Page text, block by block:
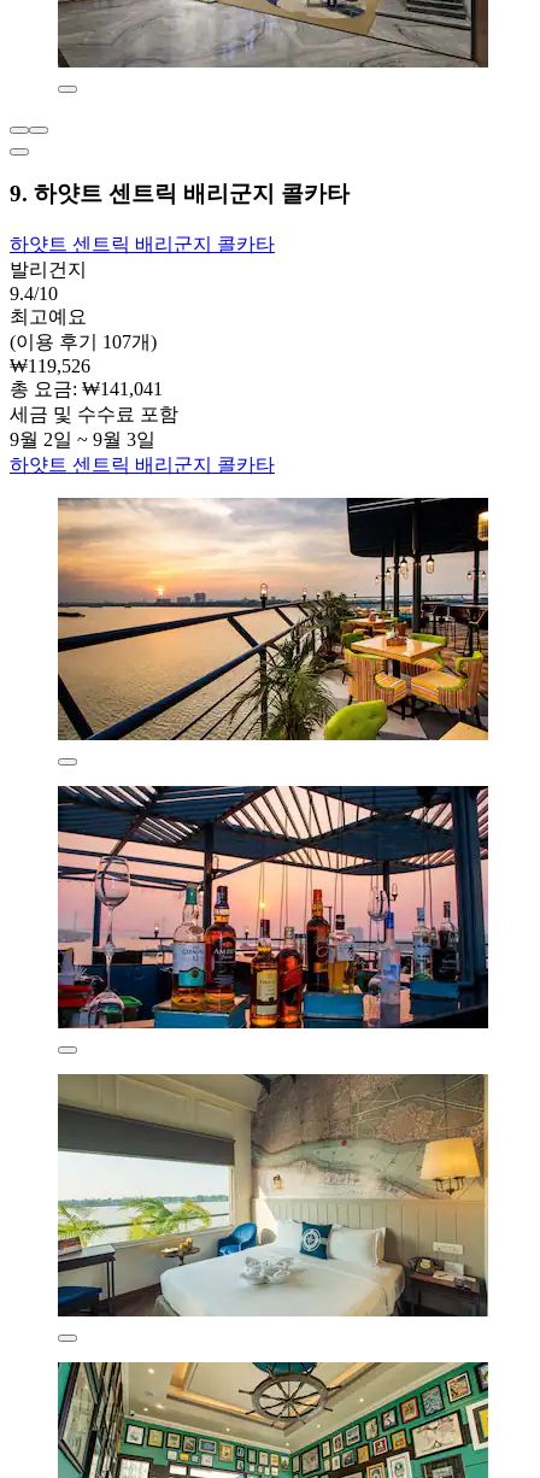
9. 하얏트 센트릭 배리군지 콜카타
하얏트 센트릭 배리군지 콜카타
발리건지
9.4/10
최고예요
(이용 후기 107개)
₩119,526
총 요금: ₩141,041
세금 및 수수료 포함
9월 2일 ~ 9월 3일
하얏트 센트릭 배리군지 콜카타